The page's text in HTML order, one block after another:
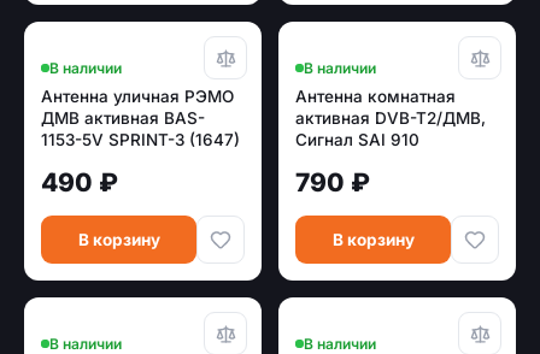
В наличии
Антенна уличная РЭМО
ДМВ активная BAS-
1153-5V SPRINT-3 (1647)
490 ₽
В корзину
В наличии
Антенна комнатная
активная DVB-T2/ДМВ,
Сигнал SAI 910
790 ₽
В корзину
В наличии В наличии